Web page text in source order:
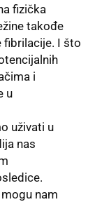
fizička
takođe
fibrilacije. I što
i
u
uživati u
nas
nam